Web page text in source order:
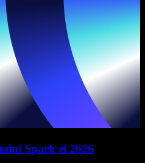
Spark el 2026